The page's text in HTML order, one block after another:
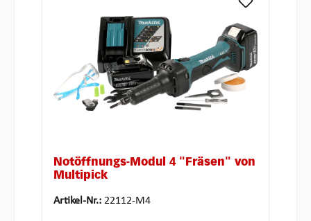
Notöffnungs-Modul 4 "Fräsen" von
Multipick
Artikel-Nr.: 22112-M4